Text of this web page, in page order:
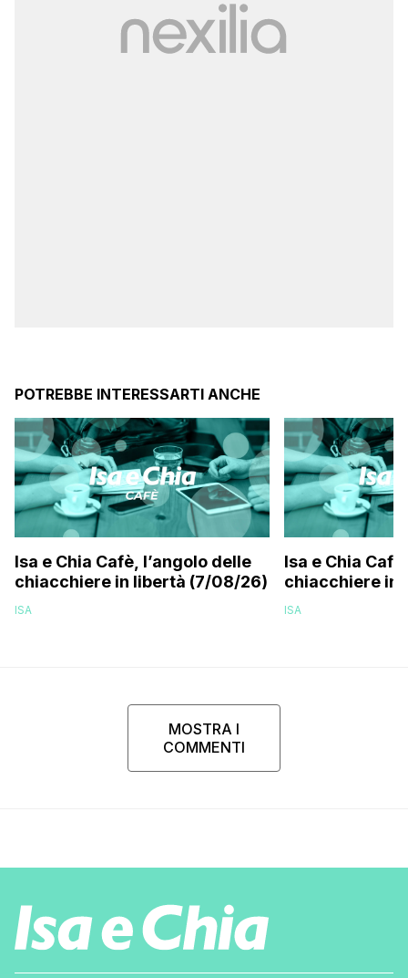
POTREBBE INTERESSARTI ANCHE
Isa e Chia Cafè, l’angolo delle
chiacchiere in libertà (7/08/26)
ISA
Isa e Chia
chiacchiere in
ISA
MOSTRA I
COMMENTI